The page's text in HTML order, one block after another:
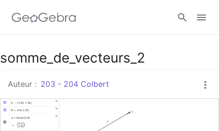
Google Classroom
Classe GeoGebra
Se connecter
somme_de_vecteurs_2
Auteur : 203 - 204 Colbert